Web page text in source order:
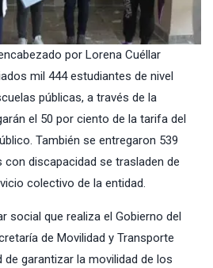
por Lorena Cuéllar
mil 444 estudiantes de nivel
públicas, a través de la
el 50 por ciento de la tarifa del
También se entregaron 539
discapacidad se trasladen de
colectivo de la entidad.
social que realiza el Gobierno del
de Movilidad y Transporte
de garantizar la movilidad de los